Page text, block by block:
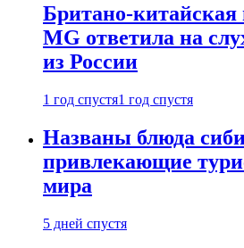
Британо-китайская
MG ответила на
из России
1 год спустя1 год спустя
Названы блюда
привлекающие
мира
5 дней спустя